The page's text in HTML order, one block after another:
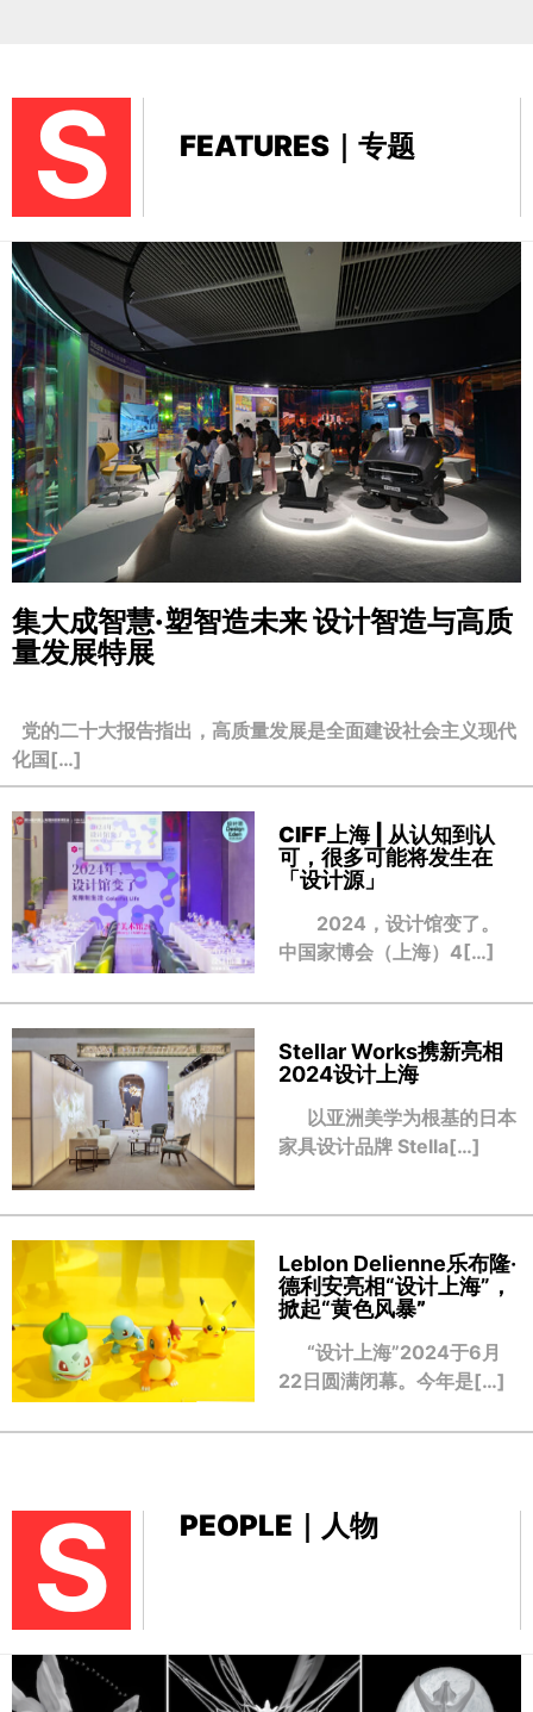
S FEATURES｜专题
集大成智慧·塑智造未来设计智造与高质
量发展特展
党的二十大报告指出，高质量发展是全面建设社会主义现代
化国[…]
CIFF上海 | 从认知到认
可，很多可能将发生在
「设计源」
2024，设计馆变了。
中国家博会（上海）4[…]
Stellar Works携新亮相
2024设计上海
以亚洲美学为根基的日本
家具设计品牌 Stella[…]
Leblon Delienne乐布隆·
德利安亮相“设计上海”，
掀起“黄色风暴”
“设计上海”2024于6月
22日圆满闭幕。今年是[…]
S PEOPLE｜人物